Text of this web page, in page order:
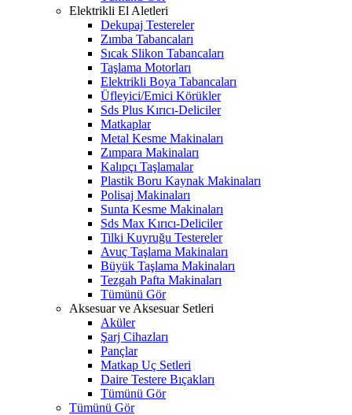
Elektrikli El Aletleri
Dekupaj Testereler
Zımba Tabancaları
Sıcak Slikon Tabancaları
Taşlama Motorları
Elektrikli Boya Tabancaları
Üfleyici/Emici Körükler
Sds Plus Kırıcı-Deliciler
Matkaplar
Metal Kesme Makinaları
Zımpara Makinaları
Kalıpçı Taşlamalar
Plastik Boru Kaynak Makinaları
Polisaj Makinaları
Sunta Kesme Makinaları
Sds Max Kırıcı-Deliciler
Tilki Kuyruğu Testereler
Avuç Taşlama Makinaları
Büyük Taşlama Makinaları
Tezgah Pafta Makinaları
Tümünü Gör
Aksesuar ve Aksesuar Setleri
Aküler
Şarj Cihazları
Pançlar
Matkap Uç Setleri
Daire Testere Bıçakları
Tümünü Gör
Tümünü Gör